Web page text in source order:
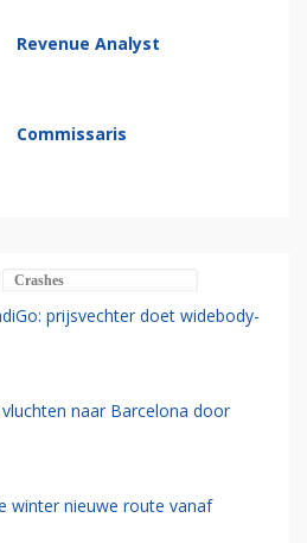
Revenue Analyst
Commissaris
Crashes
prijsvechter doet widebody-
naar Barcelona door
winter nieuwe route vanaf